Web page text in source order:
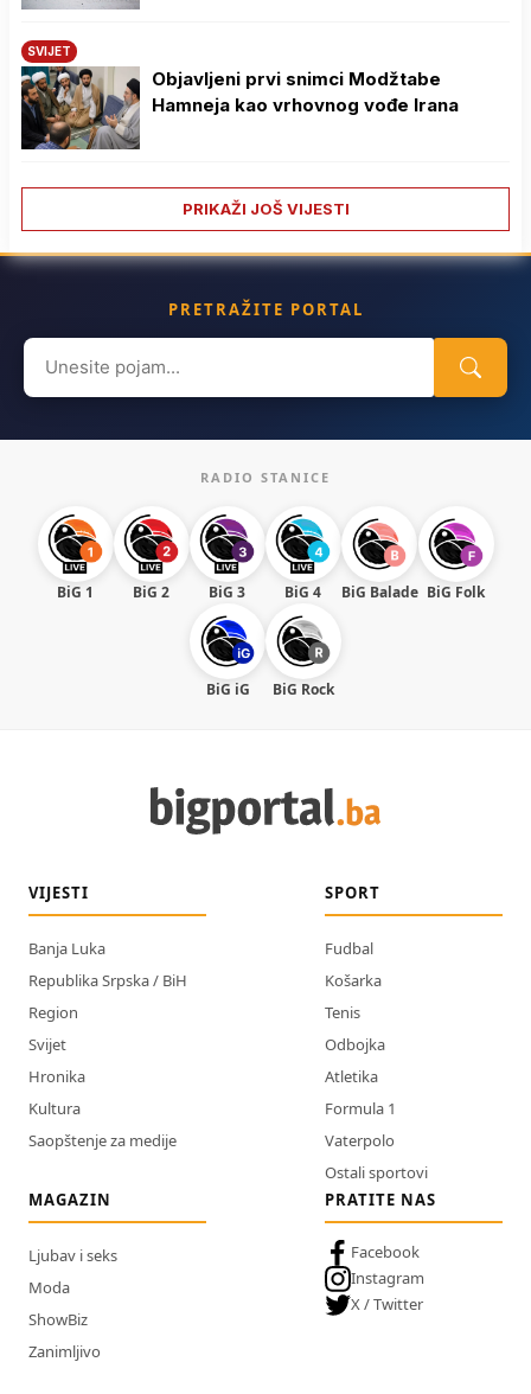
SVIJET
Objavljeni prvi snimci Modžtabe
Hamneja kao vrhovnog vođe Irana
PRIKAŽI JOŠ VIJESTI
PRETRAŽITE PORTAL
Search
for:
RADIO STANICE
BiG 1 BiG 2 BiG 3 BiG 4 BiG Balade BiG Folk
BiG iG BiG Rock
VIJESTI
Banja Luka
Republika Srpska / BiH
Region
Svijet
Hronika
Kultura
Saopštenje za medije
SPORT
Fudbal
Košarka
Tenis
Odbojka
Atletika
Formula 1
Vaterpolo
Ostali sportovi
MAGAZIN
Ljubav i seks
Moda
ShowBiz
Zanimljivo
PRATITE NAS
Facebook
Instagram
X / Twitter